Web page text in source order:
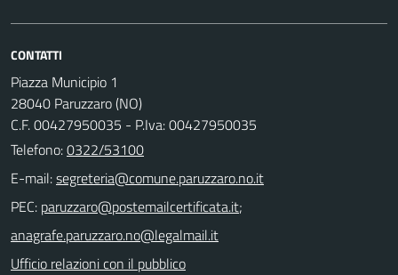
CONTATTI
Piazza Municipio 1
28040 Paruzzaro (NO)
C.F. 00427950035 - P.Iva: 00427950035
Telefono:0322/53100
E-mail:
PEC:
;
Ufficio relazioni con il pubblico